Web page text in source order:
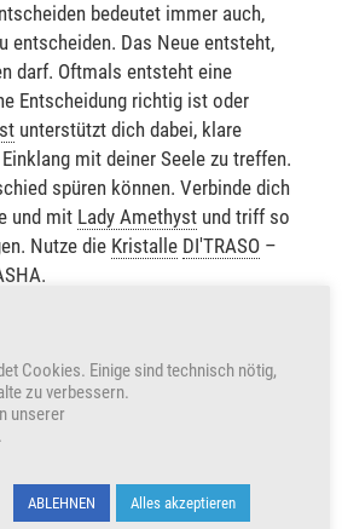
bedeutet immer auch,
entscheiden. Das Neue entsteht,
darf. Oftmals entsteht eine
Entscheidung richtig ist oder
unterstützt dich dabei, klare
mit deiner Seele zu treffen.
spüren können. Verbinde dich
und mit Lady Amethyst und triff so
Nutze die Kristalle DI'TRASO –
.
Cookies. Einige sind technisch nötig,
zu verbessern.
unserer
.
ABLEHNEN Alles akzeptieren